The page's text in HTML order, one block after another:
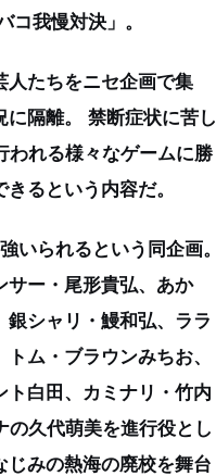
コ我慢対決」。
たちをニセ企画で集
に隔離。 禁断症状に苦し
われる様々なゲームに勝
るという内容だ。
いられるという同企画
サー・尾形貴弘、あか
シャリ・鰻和弘、ララ
ム・ブラウンみちお、
ト白田、カミナリ・竹内
の久代萌美を進行役とし
じみの熱海の廃校を舞台